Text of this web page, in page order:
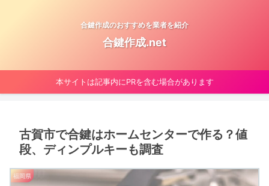
合鍵作成のおすすめを業者を紹介
合鍵作成.net
本サイトは記事内にPRを含む場合があります
古賀市で合鍵はホームセンターで作る？値
段、ディンプルキーも調査
福岡県